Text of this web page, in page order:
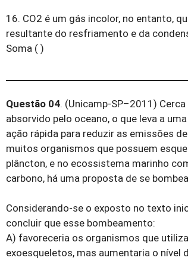
16. CO2 é um gás incolor, no entanto,
resultante do resfriamento e da
Soma ( )
Questão 04. (Unicamp-SP–2011)
absorvido pelo oceano, o que leva a
ação rápida para reduzir as emissões
muitos organismos que possuem
plâncton, e no ecossistema marinho
carbono, há uma proposta de se
Considerando-se o exposto no texto
concluir que esse bombeamento:
A) favoreceria os organismos que
exoesqueletos, mas aumentaria o nível